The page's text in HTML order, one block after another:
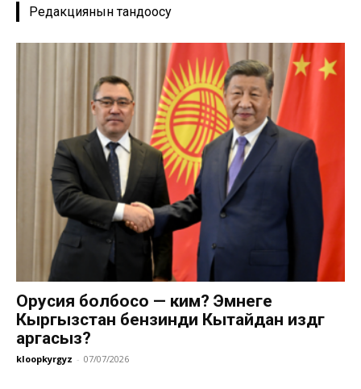
Редакциянын тандоосу
Орусия болбосо — ким? Эмнеге
Кыргызстан бензинди Кытайдан издөөгө
аргасыз?
kloopkyrgyz - 07/07/2026